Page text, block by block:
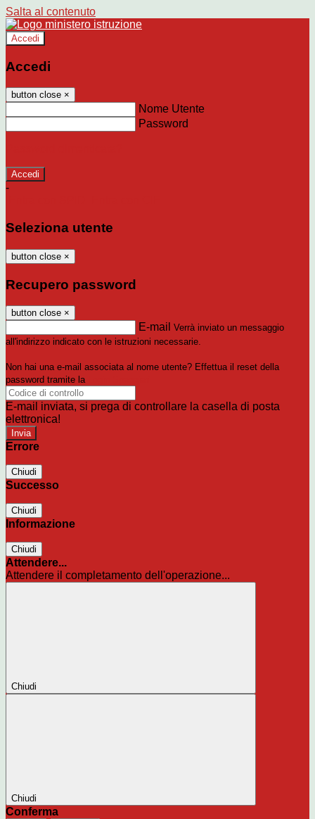
Salta al contenuto
Accedi
Accedi
button close ×
Nome Utente
Password
-
Seleziona utente
button close ×
Recupero password
button close ×
E-mail Verrà inviato un messaggio
all'indirizzo indicato con le istruzioni necessarie.
Non hai una e-mail associata al nome utente? Effettua il reset della
password tramite la
E-mail inviata, si prega di controllare la casella di posta
elettronica!
Errore
Chiudi
Successo
Chiudi
Informazione
Chiudi
Attendere...
Attendere il completamento dell'operazione...
Chiudi
Chiudi
Conferma